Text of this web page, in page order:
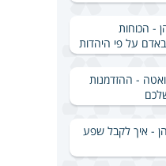
- הכוחות
על פי היהדות
- ההזדמנות
- איך לקבל שפע